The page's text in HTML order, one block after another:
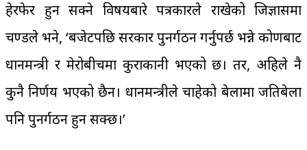
हेरफेर हुन सक्ने विषयबारे पत्रकारले राखेको जिज्ञासमा
प्रचण्डले भने, ‘बजेटपछि सरकार पुनर्गठन गर्नुपर्छ भन्ने कोणबाट
प्रधानमन्त्री र मेरोबीचमा कुराकानी भएको छ। तर, अहिले नै
कुनै निर्णय भएको छैन। प्रधानमन्त्रीले चाहेको बेलामा जतिबेला
पनि पुनर्गठन हुन सक्छ।’